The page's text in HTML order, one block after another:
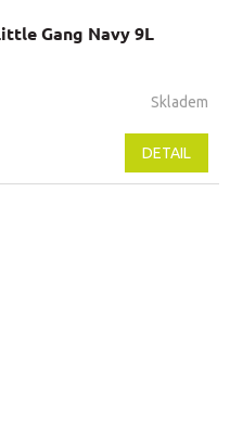
Gang Navy 9L
Skladem
DETAIL